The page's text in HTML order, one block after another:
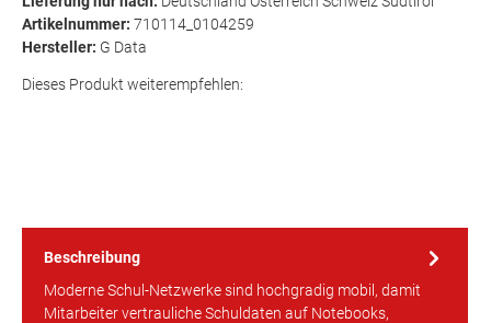
Artikelnummer: 710114_0104259
Hersteller: G Data
Dieses Produkt weiterempfehlen:
Beschreibung
Moderne Schul-Netzwerke sind hochgradig mobil, damit
Mitarbeiter vertrauliche Schuldaten auf Notebooks,